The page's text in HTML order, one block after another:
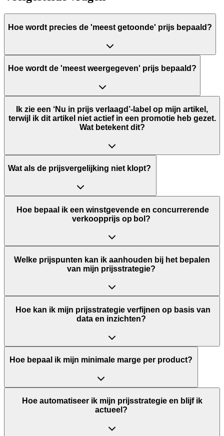
Hoe wordt precies de 'meest getoonde' prijs bepaald?
Hoe wordt de 'meest weergegeven' prijs bepaald?
Ik zie een ‘Nu in prijs verlaagd’-label op mijn artikel,
terwijl ik dit artikel niet actief in een promotie heb gezet.
Wat betekent dit?
Wat als de prijsvergelijking niet klopt?
Hoe bepaal ik een winstgevende en concurrerende
verkoopprijs op bol?
Welke prijspunten kan ik aanhouden bij het bepalen
van mijn prijsstrategie?
Hoe kan ik mijn prijsstrategie verfijnen op basis van
data en inzichten?
Hoe bepaal ik mijn minimale marge per product?
Hoe automatiseer ik mijn prijsstrategie en blijf ik
actueel?